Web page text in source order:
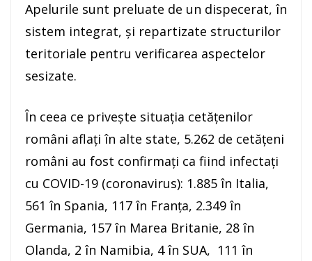
Apelurile sunt preluate de un dispecerat, în
sistem integrat, și repartizate structurilor
teritoriale pentru verificarea aspectelor
sesizate.
În ceea ce privește situația cetățenilor
români aflați în alte state, 5.262 de cetățeni
români au fost confirmați ca fiind infectați
cu COVID-19 (coronavirus): 1.885 în Italia,
561 în Spania, 117 în Franța, 2.349 în
Germania, 157 în Marea Britanie, 28 în
Olanda, 2 în Namibia, 4 în SUA, 111 în